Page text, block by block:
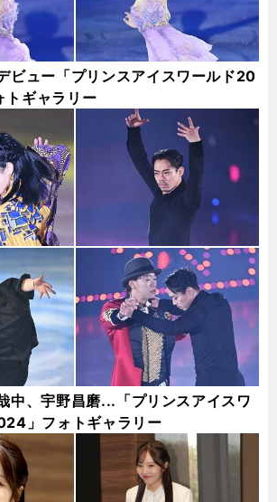
ビュー「プリンスアイスワールド20
ギャラリー
中、宇野昌磨...「プリンスアイスワ
」フォトギャラリー